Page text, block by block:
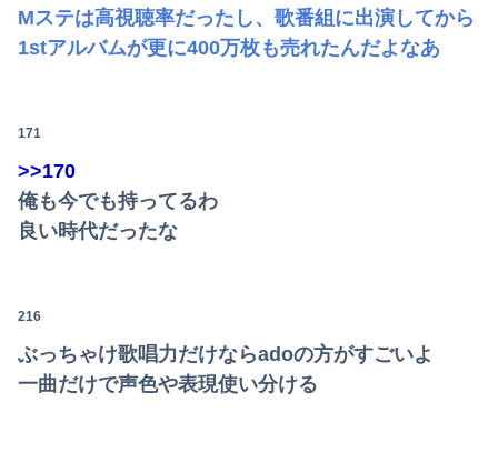
Mステは高視聴率だったし、歌番組に出演してから
1stアルバムが更に400万枚も売れたんだよなあ
171
>>170
俺も今でも持ってるわ
良い時代だったな
216
ぶっちゃけ歌唱力だけならadoの方がすごいよ
一曲だけで声色や表現使い分ける